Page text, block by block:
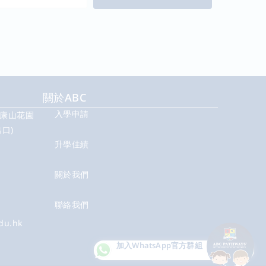
加入WhatsApp官方群組
山花園
)
關於ABC
入學申請
升學佳績
關於我們
聯絡我們